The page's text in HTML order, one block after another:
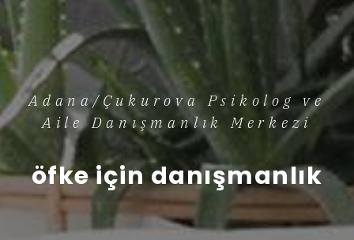
Adana/Çukurova Psikolog ve
Aile Danışmanlık Merkezi
öfke için danışmanlık